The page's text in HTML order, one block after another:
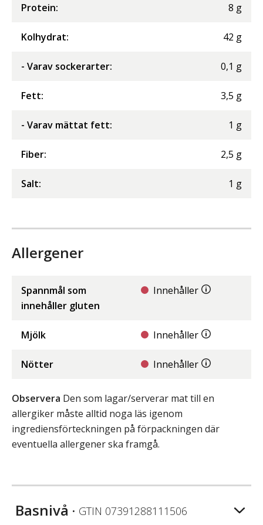
Protein: 8 g
Kolhydrat: 42 g
- Varav sockerarter: 0,1 g
Fett: 3,5 g
- Varav mättat fett: 1 g
Fiber: 2,5 g
Salt: 1 g
Allergener
Spannmål som
innehåller gluten
Innehåller
Mjölk Innehåller
Nötter Innehåller
Observera Den som lagar/serverar mat till en
allergiker måste alltid noga läs igenom
ingrediensförteckningen på förpackningen där
eventuella allergener ska framgå.
Basnivå • GTIN 07391288111506